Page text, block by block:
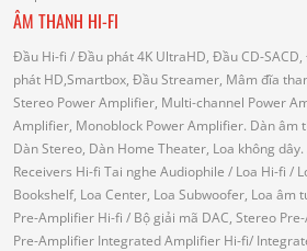
ÂM THANH HI-FI
Đầu Hi-fi / Đầu phát 4K UltraHD, Đầu CD-
phát HD,Smartbox, Đầu Streamer, Mâm đĩa
Stereo Power Amplifier, Multi-channel Power
Amplifier, Monoblock Power Amplifier. Dàn âm
Dàn Stereo, Dàn Home Theater, Loa không dây.
Receivers Hi-fi Tai nghe Audiophile / Loa Hi-fi /
Bookshelf, Loa Center, Loa Subwoofer, Loa âm
Pre-Amplifier Hi-fi / Bộ giải mã DAC, Stereo
Pre-Amplifier Integrated Amplifier Hi-fi/